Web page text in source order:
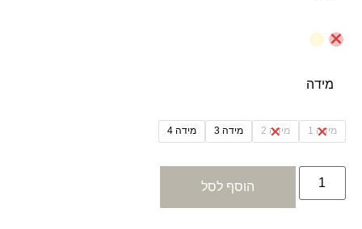
מידה
מידה 1 מידה 2 מידה 3 מידה 4
הוסף לסל